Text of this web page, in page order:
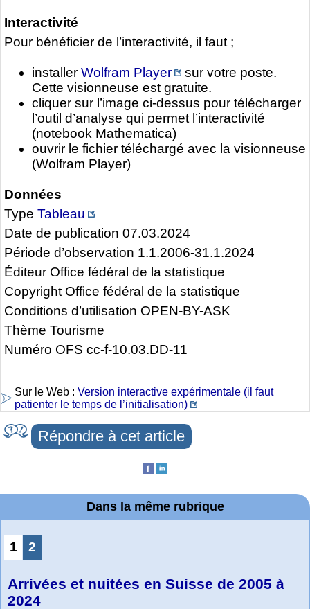
Interactivité
Pour bénéficier de l’interactivité, il faut ;
installer Wolfram Player
sur votre poste.
Cette visionneuse est gratuite.
cliquer sur l’image ci-dessus pour télécharger
l’outil d’analyse qui permet l’interactivité
(notebook Mathematica)
ouvrir le fichier téléchargé avec la visionneuse
(Wolfram Player)
Données
Type Tableau
Date de publication 07.03.2024
Période d’observation 1.1.2006-31.1.2024
Éditeur Office fédéral de la statistique
Copyright Office fédéral de la statistique
Conditions d’utilisation OPEN-BY-ASK
Thème Tourisme
Numéro OFS cc-f-10.03.DD-11
Sur le Web : Version interactive expérimentale (il faut
patienter le temps de l’initialisation)
Répondre à cet article
Dans la même rubrique
1 2
Arrivées et nuitées en Suisse de 2005 à
2024